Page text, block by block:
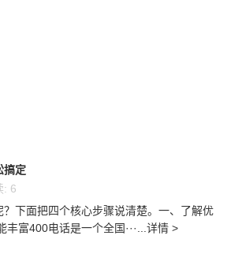
搞定
: 6
下面把四个核心步骤说清楚。一、了解优
富400电话是一个全国···...详情 >